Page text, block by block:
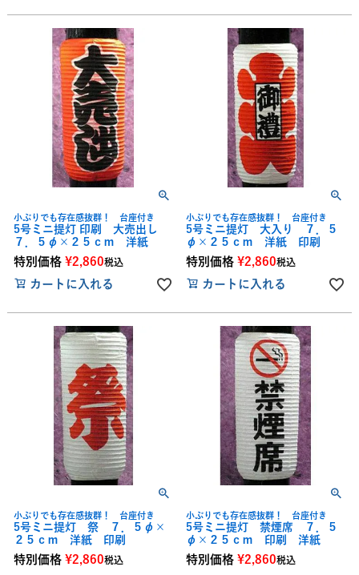
小ぶりでも存在感抜群！ 台座付き
5号ミニ提灯 印刷 大売出し
７．５φ×２５ｃｍ 洋紙
特別価格 ¥2,860税込
カートに入れる
小ぶりでも存在感抜群！ 台座付き
5号ミニ提灯 大入り ７．５
φ×２５ｃｍ 洋紙 印刷
特別価格 ¥2,860税込
カートに入れる
小ぶりでも存在感抜群！ 台座付き
5号ミニ提灯 祭 ７．５φ×
２５ｃｍ 洋紙 印刷
特別価格 ¥2,860税込
小ぶりでも存在感抜群！ 台座付き
5号ミニ提灯 禁煙席 ７．５
φ×２５ｃｍ 印刷 洋紙
特別価格 ¥2,860税込